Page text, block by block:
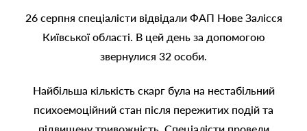
26 серпня спеціалісти відвідали ФАП Нове Залісся
Київської області. В цей день за допомогою
звернулися 32 особи.
Найбільша кількість скарг була на нестабільний
психоемоційний стан після пережитих подій та